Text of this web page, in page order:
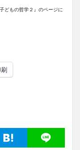
どもの哲学２』のページに